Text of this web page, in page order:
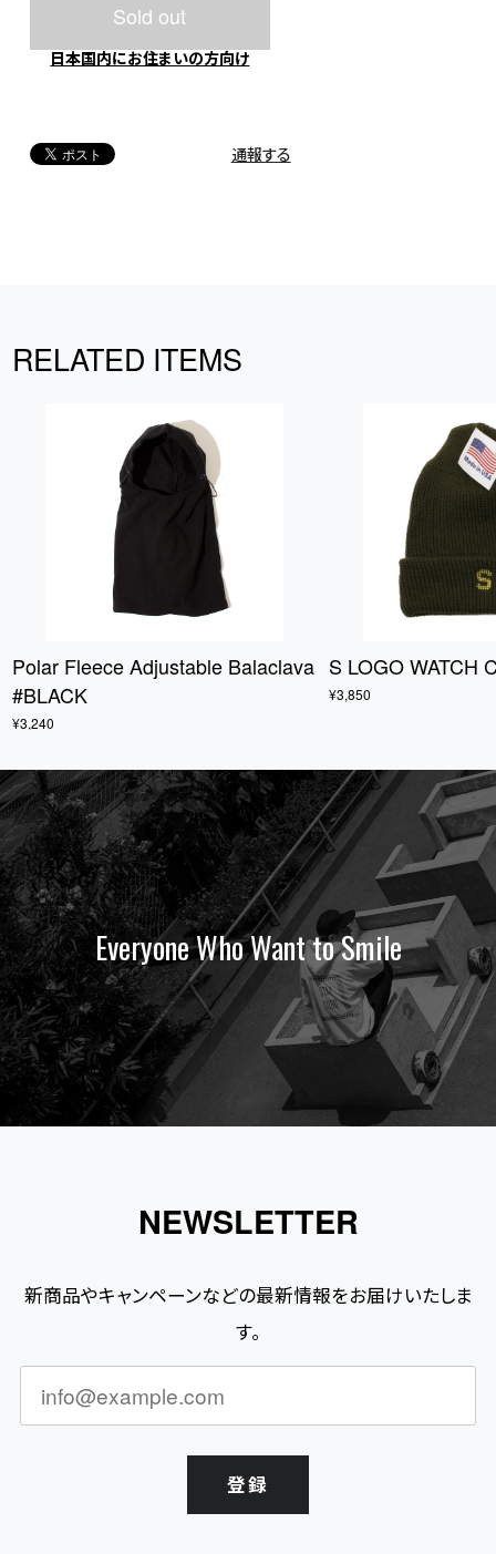
Sold out
日本国内にお住まいの方向け
通報する
RELATED ITEMS
Polar Fleece Adjustable Balaclava
#BLACK
¥3,240
S LOGO WATCH
¥3,850
Everyone Who Want to Smile
NEWSLETTER
新商品やキャンペーンなどの最新情報をお届けいたしま
す。
登録